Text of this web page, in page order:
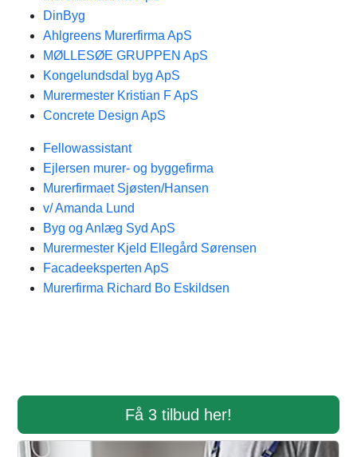
DinByg
Ahlgreens Murerfirma ApS
MØLLESØE GRUPPEN ApS
Kongelundsdal byg ApS
Murermester Kristian F ApS
Concrete Design ApS
Fellowassistant
Ejlersen murer- og byggefirma
Murerfirmaet Sjøsten/Hansen
v/ Amanda Lund
Byg og Anlæg Syd ApS
Murermester Kjeld Ellegård Sørensen
Facadeeksperten ApS
Murerfirma Richard Bo Eskildsen
Få 3 tilbud her!